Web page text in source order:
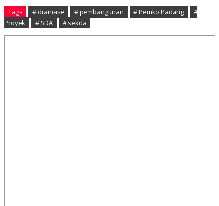
Tags # drainase # pembangunan # Pemko Padang
#
Proyek
# SDA # sekda